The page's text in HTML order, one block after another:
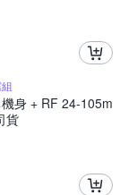
身 + RF 24-105m
貨